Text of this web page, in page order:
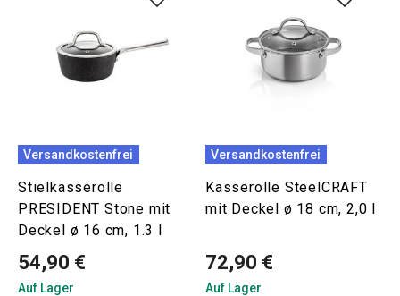
Versandkostenfrei
Stielkasserolle
PRESIDENT Stone mit
Deckel ø 16 cm, 1.3 l
54,90 €
Auf Lager
Versandkostenfrei
Kasserolle SteelCRAFT
mit Deckel ø 18 cm, 2,0 l
72,90 €
Auf Lager